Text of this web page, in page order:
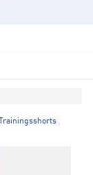
Trainingsshorts